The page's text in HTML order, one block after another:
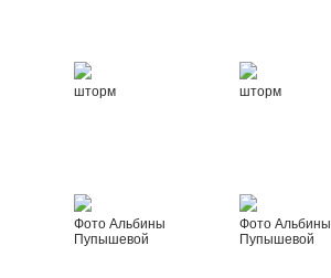
шторм шторм
Фото Альбины
Пупышевой
Фото Альбины
Пупышевой